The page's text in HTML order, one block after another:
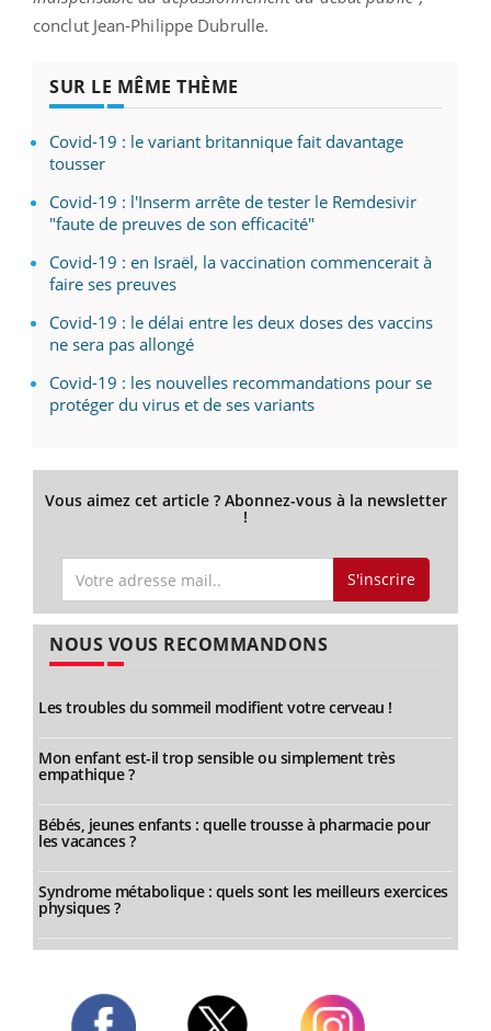
conclut Jean-Philippe Dubrulle.
SUR LE MÊME THÈME
Covid-19 : le variant britannique fait davantage
tousser
Covid-19 : l'Inserm arrête de tester le Remdesivir
"faute de preuves de son efficacité"
Covid-19 : en Israël, la vaccination commencerait à
faire ses preuves
Covid-19 : le délai entre les deux doses des vaccins
ne sera pas allongé
Covid-19 : les nouvelles recommandations pour se
protéger du virus et de ses variants
Vous aimez cet article ? Abonnez-vous à la newsletter
!
S'inscrire
NOUS VOUS RECOMMANDONS
Les troubles du sommeil modifient votre cerveau !
Mon enfant est-il trop sensible ou simplement très
empathique ?
Bébés, jeunes enfants : quelle trousse à pharmacie pour
les vacances ?
Syndrome métabolique : quels sont les meilleurs exercices
physiques ?